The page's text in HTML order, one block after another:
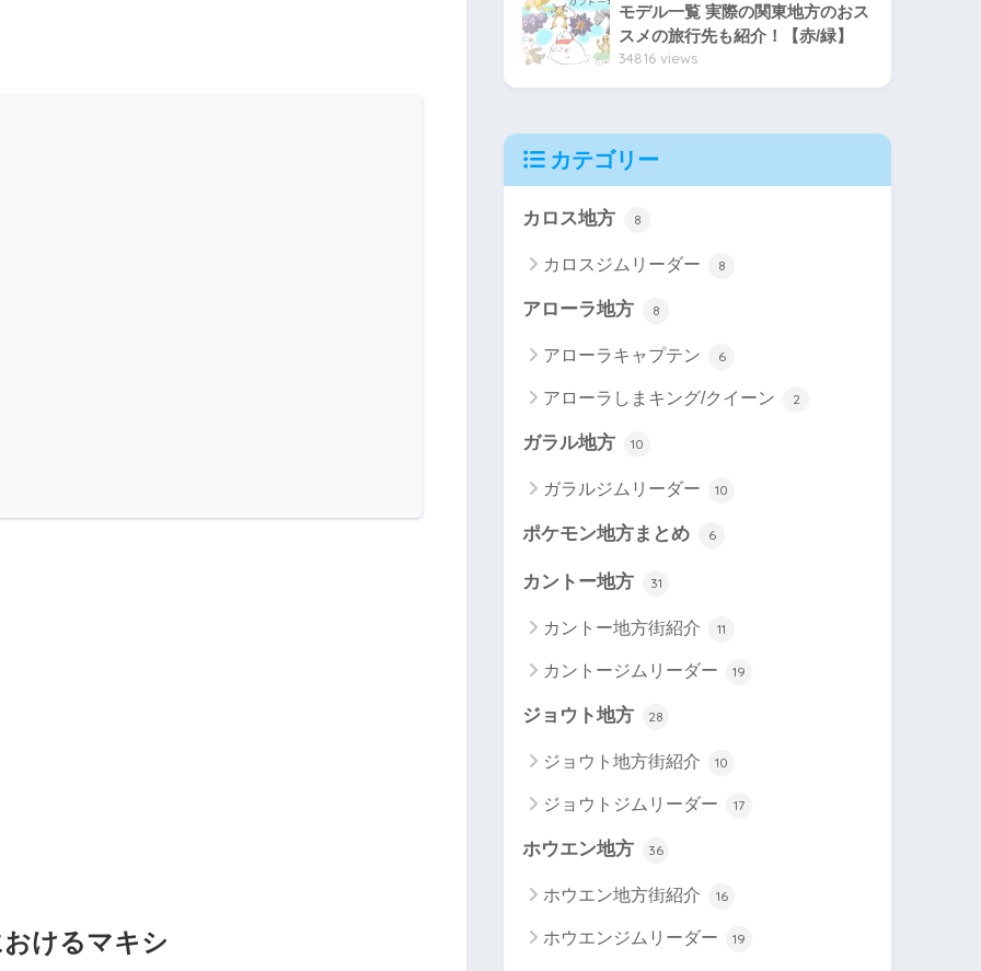
けるマキシ
モデル一覧 実際の関東地方のおス
スメの旅行先も紹介！【赤/緑】
34816 views
カテゴリー
カロス地方 8
カロスジムリーダー 8
アローラ地方 8
アローラキャプテン 6
アローラしまキング/クイーン 2
ガラル地方 10
ガラルジムリーダー 10
ポケモン地方まとめ 6
カントー地方 31
カントー地方街紹介 11
カントージムリーダー 19
ジョウト地方 28
ジョウト地方街紹介 10
ジョウトジムリーダー 17
ホウエン地方 36
ホウエン地方街紹介 16
ホウエンジムリーダー 19